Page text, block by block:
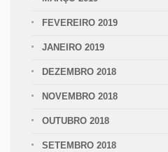
FEVEREIRO 2019
JANEIRO 2019
DEZEMBRO 2018
NOVEMBRO 2018
OUTUBRO 2018
SETEMBRO 2018